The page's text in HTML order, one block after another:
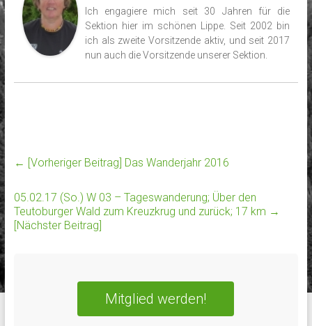
Ich engagiere mich seit 30 Jahren für die
Sektion hier im schönen Lippe. Seit 2002 bin
ich als zweite Vorsitzende aktiv, und seit 2017
nun auch die Vorsitzende unserer Sektion.
← [Vorheriger Beitrag] Das Wanderjahr 2016
05.02.17 (So.) W 03 – Tageswanderung; Über den
Teutoburger Wald zum Kreuzkrug und zurück; 17 km →
[Nächster Beitrag]
Mitglied werden!